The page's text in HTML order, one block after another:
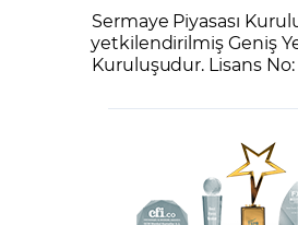
Sermaye Piyasası
yetkilendirilmiş Geniş
Kuruluşudur. Lisans No: